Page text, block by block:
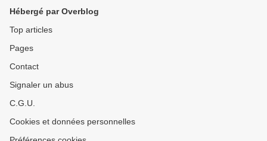
Hébergé par Overblog
Top articles
Pages
Contact
Signaler un abus
C.G.U.
Cookies et données personnelles